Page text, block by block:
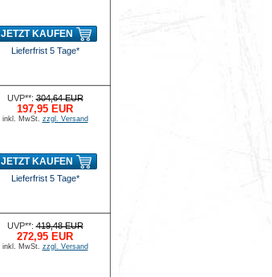
JETZT KAUFEN
Lieferfrist 5 Tage*
UVP**:304,64 EUR
197,95 EUR
inkl. MwSt. zzgl. Versand
JETZT KAUFEN
Lieferfrist 5 Tage*
UVP**:419,48 EUR
272,95 EUR
inkl. MwSt. zzgl. Versand